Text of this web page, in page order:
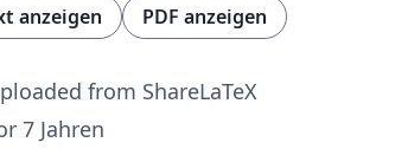
anzeigen PDF anzeigen
from ShareLaTeX
7 Jahren